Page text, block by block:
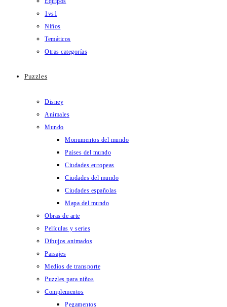
1vs1
Niños
Temáticos
Otras categorías
Puzzles
Disney
Animales
Mundo
Monumentos del mundo
Países del mundo
Ciudades europeas
Ciudades del mundo
Ciudades españolas
Mapa del mundo
Obras de arte
Películas y series
Dibujos animados
Paisajes
Medios de transporte
Puzzles para niños
Complementos
Pegamentos